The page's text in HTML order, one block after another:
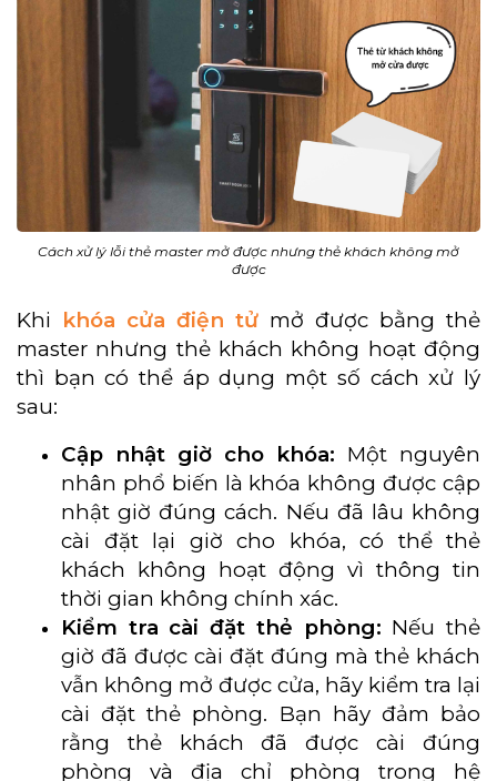
Cách xử lý lỗi thẻ master mở được nhưng thẻ khách không mở
được
Khi khóa cửa điện tử mở được bằng thẻ
master nhưng thẻ khách không hoạt động
thì bạn có thể áp dụng một số cách xử lý
sau:
Cập nhật giờ cho khóa: Một nguyên
nhân phổ biến là khóa không được cập
nhật giờ đúng cách. Nếu đã lâu không
cài đặt lại giờ cho khóa, có thể thẻ
khách không hoạt động vì thông tin
thời gian không chính xác.
Kiểm tra cài đặt thẻ phòng: Nếu thẻ
giờ đã được cài đặt đúng mà thẻ khách
vẫn không mở được cửa, hãy kiểm tra lại
cài đặt thẻ phòng. Bạn hãy đảm bảo
rằng thẻ khách đã được cài đúng
phòng và địa chỉ phòng trong hệ